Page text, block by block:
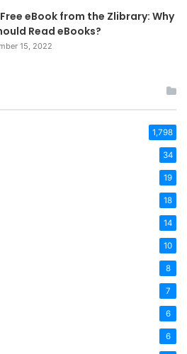
eBook from the Zlibrary: Why
Read eBooks?
15, 2022
1,798
34
19
18
14
10
8
7
6
6